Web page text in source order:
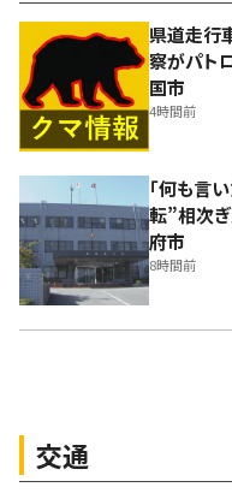
県道走行
察がパト
国市
4時間前
「何も言
転”相次
府市
8時間前
交通